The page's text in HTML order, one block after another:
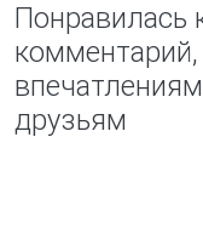
Понравилась
комментарий,
друзьям